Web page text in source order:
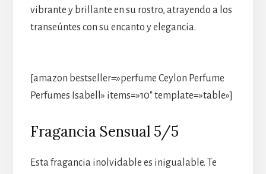
vibrante y brillante en su rostro, atrayendo a los
transeúntes con su encanto y elegancia.
[amazon bestseller=»perfume Ceylon Perfume
Perfumes Isabell» items=»10″ template=»table»]
Fragancia Sensual 5/5
Esta fragancia inolvidable es inigualable. Te